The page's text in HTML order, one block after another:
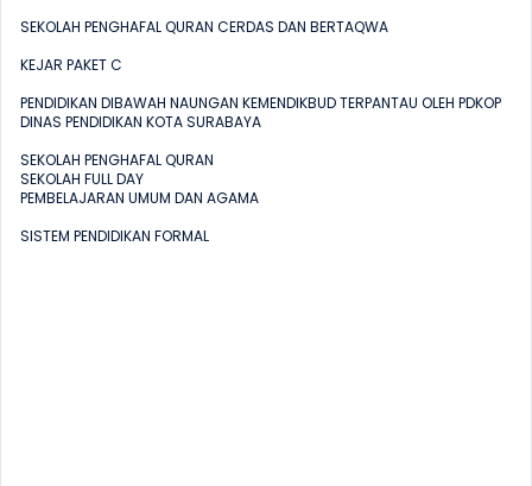
SEKOLAH PENGHAFAL QURAN CERDAS DAN BERTAQWA
KEJAR PAKET C
PENDIDIKAN DIBAWAH NAUNGAN KEMENDIKBUD TERPANTAU OLEH PDKOP
DINAS PENDIDIKAN KOTA SURABAYA
SEKOLAH PENGHAFAL QURAN
SEKOLAH FULL DAY
PEMBELAJARAN UMUM DAN AGAMA
SISTEM PENDIDIKAN FORMAL